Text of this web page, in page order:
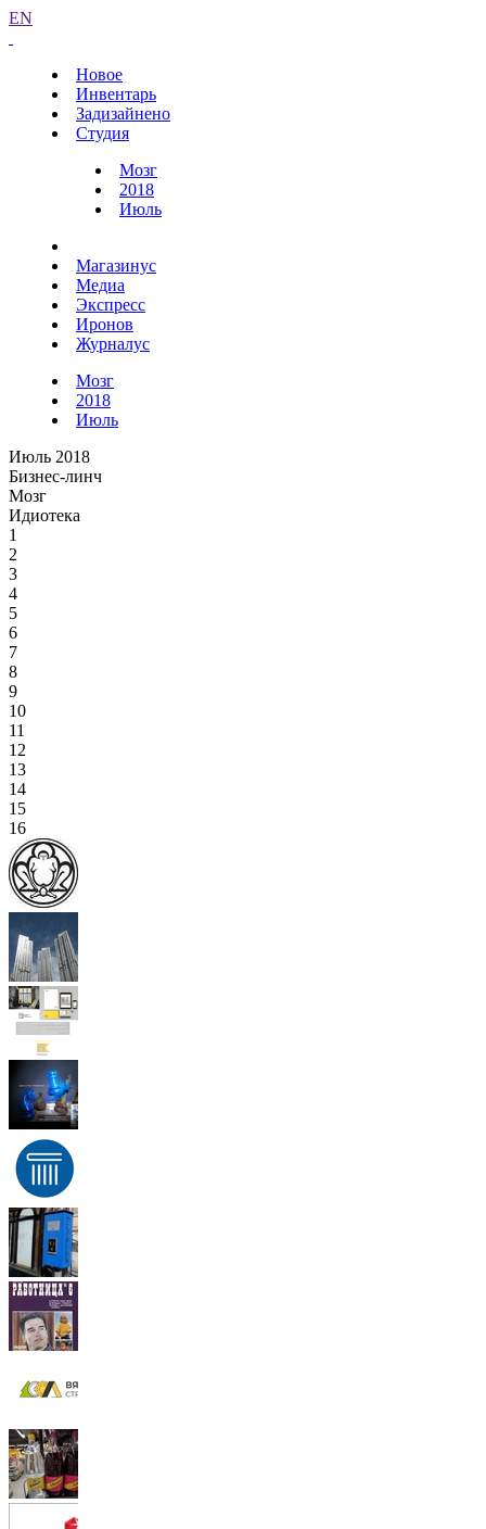
EN
Новое
Инвентарь
Задизайнено
Студия
Мозг
2018
Июль
Магазинус
Медиа
Экспресс
Иронов
Журналус
Мозг
2018
Июль
Июль 2018
Бизнес-линч
Мозг
Идиотека
1
2
3
4
5
6
7
8
9
10
11
12
13
14
15
16